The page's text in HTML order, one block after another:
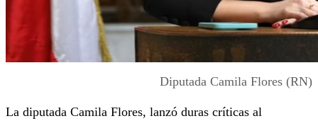
Diputada Camila Flores (RN)
La diputada Camila Flores, lanzó duras críticas al